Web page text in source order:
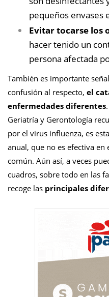
pequeños envases
Evitar tocarse los
hacer tenido un
persona afectada
También es importante
confusión al respecto, el
enfermedades diferentes
Geriatría y Gerontología
por el virus influenza, es
anual, que no es efectiva
común. Aún así, a veces
cuadros, sobre todo en las
recoge las principales